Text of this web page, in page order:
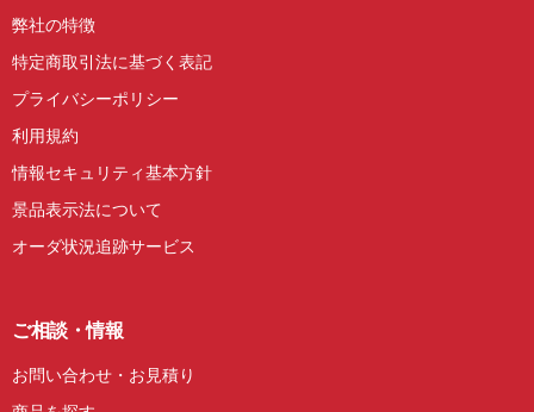
弊社の特徴
特定商取引法に基づく表記
プライバシーポリシー
利用規約
情報セキュリティ基本方針
景品表示法について
オーダ状況追跡サービス
ご相談・情報
お問い合わせ・お見積り